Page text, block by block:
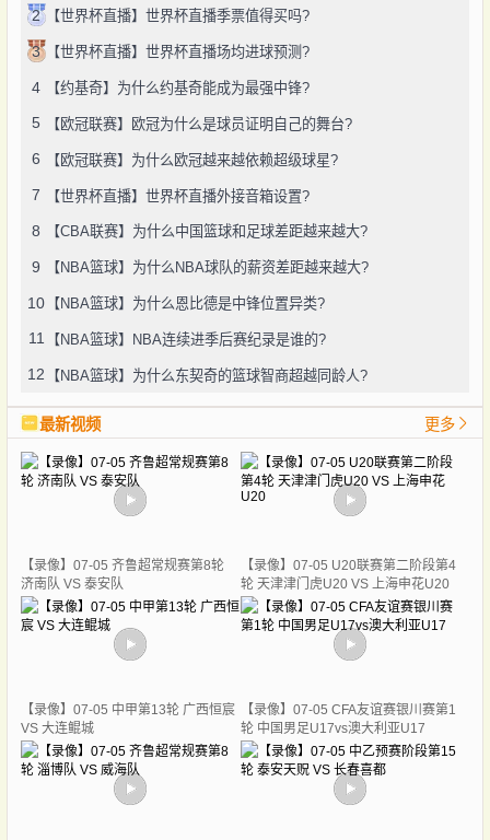
2 【世界杯直播】世界杯直播季票值得买吗?
3 【世界杯直播】世界杯直播场均进球预测?
4 【约基奇】为什么约基奇能成为最强中锋?
5 【欧冠联赛】欧冠为什么是球员证明自己的舞台?
6 【欧冠联赛】为什么欧冠越来越依赖超级球星?
7 【世界杯直播】世界杯直播外接音箱设置?
8 【CBA联赛】为什么中国篮球和足球差距越来越大?
9 【NBA篮球】为什么NBA球队的薪资差距越来越大?
10 【NBA篮球】为什么恩比德是中锋位置异类?
11 【NBA篮球】NBA连续进季后赛纪录是谁的?
12 【NBA篮球】为什么东契奇的篮球智商超越同龄人?
最新视频 更多
【录像】07-05 齐鲁超常规赛第8轮
济南队 VS 泰安队
【录像】07-05 U20联赛第二阶段第4
轮 天津津门虎U20 VS 上海申花U20
【录像】07-05 中甲第13轮 广西恒宸
VS 大连鲲城
【录像】07-05 CFA友谊赛银川赛第1
轮 中国男足U17vs澳大利亚U17